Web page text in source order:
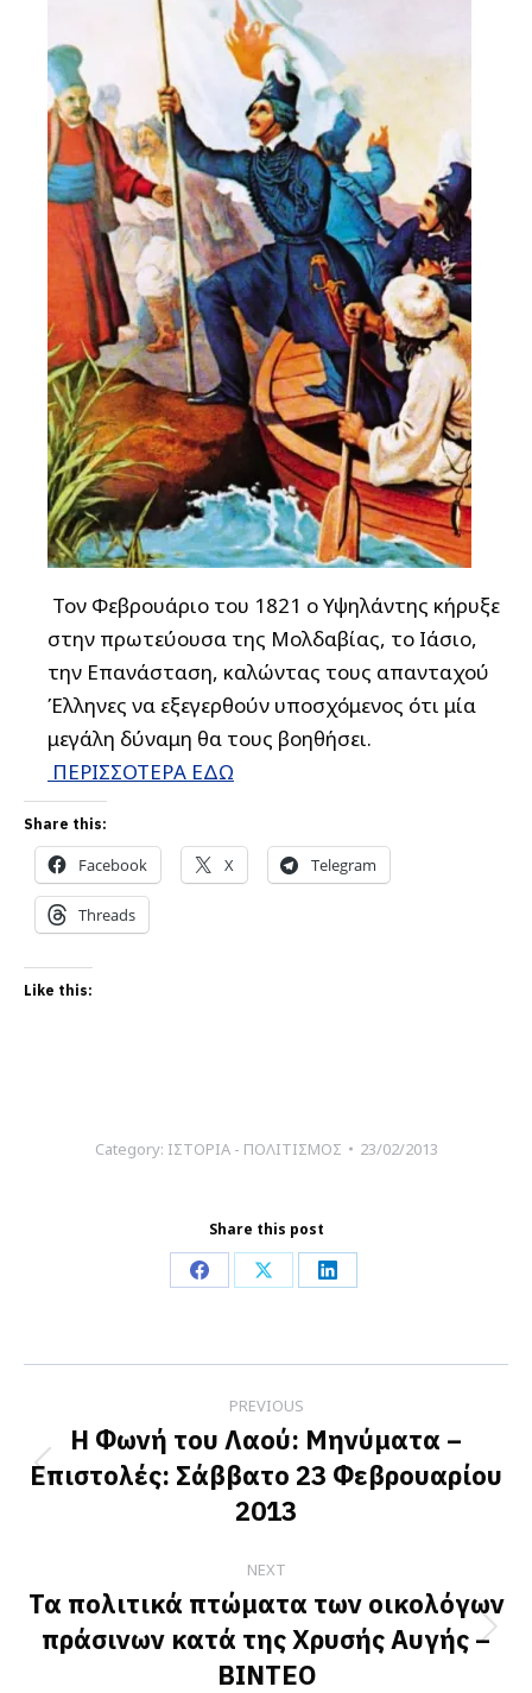
Τον Φεβρουάριο του 1821 ο Υψηλάντης κήρυξε
στην πρωτεύουσα της Μολδαβίας, το Ιάσιο,
την Επανάσταση, καλώντας τους απανταχού
Έλληνες να εξεγερθούν υποσχόμενος ότι μία
μεγάλη δύναμη θα τους βοηθήσει.
ΠΕΡΙΣΣΟΤΕΡΑ ΕΔΩ
Share this:
Facebook X Telegram
Threads
Like this:
Category: ΙΣΤΟΡΙΑ - ΠΟΛΙΤΙΣΜΟΣ 23/02/2013
Share this post
Share
Facebook
Share
X
Share
LinkedIn
navigation
PREVIOUS
Previous
post:
Η Φωνή του Λαού: Μηνύματα –
Επιστολές: Σάββατο 23 Φεβρουαρίου
2013
NEXT
Next
post:
Τα πολιτικά πτώματα των οικολόγων
πράσινων κατά της Χρυσής Αυγής –
ΒΙΝΤΕΟ